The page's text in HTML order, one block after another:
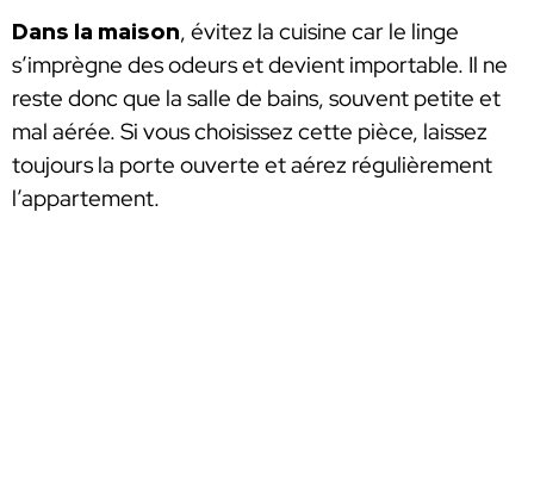
Dans la maison, évitez la cuisine car le linge
s’imprègne des odeurs et devient importable. Il ne
reste donc que la salle de bains, souvent petite et
mal aérée. Si vous choisissez cette pièce, laissez
toujours la porte ouverte et aérez régulièrement
l’appartement.